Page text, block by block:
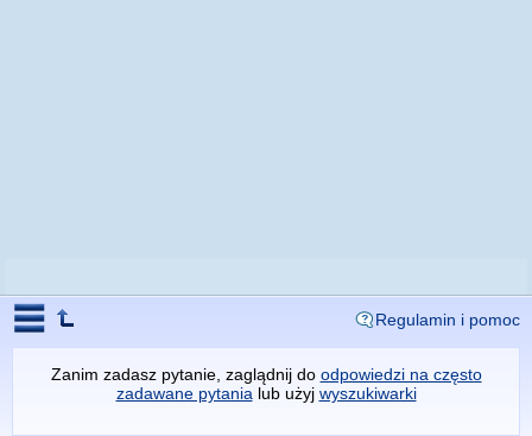
Regulamin i pomoc
Zanim zadasz pytanie, zaglądnij do odpowiedzi na często
zadawane pytania lub użyj wyszukiwarki